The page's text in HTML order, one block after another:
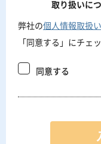
取り扱いに
弊社の個人情報取扱
「同意する」にチェ
同意する